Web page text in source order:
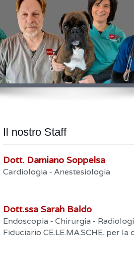
Il nostro Staff
Dott. Damiano Soppelsa
Cardiologia - Anestesiologia
Dott.ssa Sarah Baldo
Endoscopia - Chirurgia -
Fiduciario CE.LE.MA.SCHE. per